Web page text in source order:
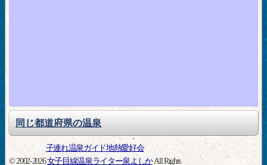
同じ都道府県の温泉